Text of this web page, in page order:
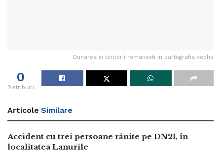
Dunarea si teritorii romanesti in cartografia veche
0
Distribuiri
Articole Similare
Accident cu trei persoane rănite pe DN21, în
localitatea Lanurile